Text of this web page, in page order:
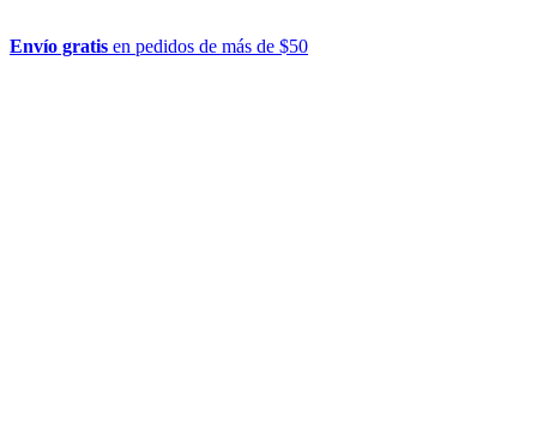
Envío gratis en pedidos de más de $50